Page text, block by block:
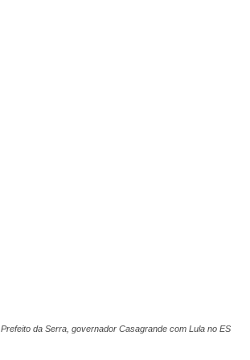
Prefeito da Serra, governador Casagrande com Lula no ES